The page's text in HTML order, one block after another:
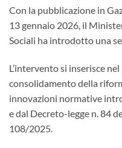
Con la pubblicazione in
13 gennaio 2026, il
Sociali ha introdotto una
L’intervento si inserisce
consolidamento della
innovazioni normative
e dal Decreto-legge n. 84
108/2025.